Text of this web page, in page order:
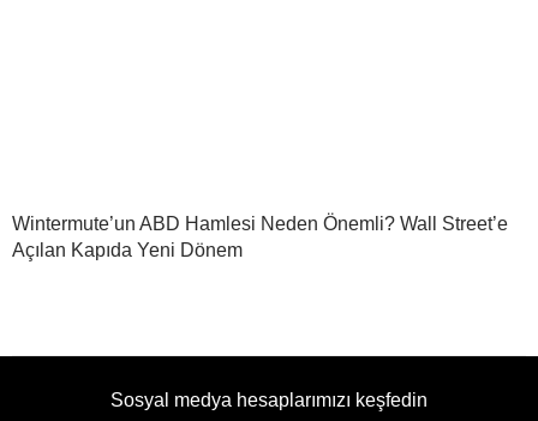
Wintermute’un ABD Hamlesi Neden Önemli? Wall Street’e
Açılan Kapıda Yeni Dönem
Sosyal medya hesaplarımızı keşfedin